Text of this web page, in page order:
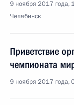
9 ноября 2017 года,
Челябинск
Приветствие
чемпионата
9 ноября 2017 года,